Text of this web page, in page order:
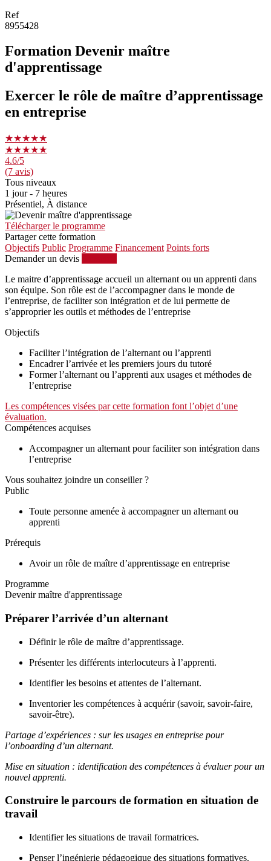
Ref
8955428
Formation Devenir maître
d'apprentissage
Exercer le rôle de maître d’apprentissage
en entreprise
★★★★★
★★★★★
4.6/5
(7 avis)
Tous niveaux
1 jour - 7 heures
Présentiel, À distance
Télécharger le programme
Partager cette formation
Objectifs Public Programme Financement Points forts
Demander un devis
Le maitre d’apprentissage accueil un alternant ou un apprenti dans
son équipe. Son rôle est de l’accompagner dans le monde de
l’entreprise, de faciliter son intégration et de lui permette de
s’approprier les outils et méthodes de l’entreprise
Objectifs
Faciliter l’intégration de l’alternant ou l’apprenti
Encadrer l’arrivée et les premiers jours du tutoré
Former l’alternant ou l’apprenti aux usages et méthodes de
l’entreprise
Les compétences visées par cette formation font l’objet d’une
évaluation.
Compétences acquises
Accompagner un alternant pour faciliter son intégration dans
l’entreprise
Vous souhaitez joindre un conseiller ?
Public
Toute personne amenée à accompagner un alternant ou
apprenti
Prérequis
Avoir un rôle de maître d’apprentissage en entreprise
Programme
Devenir maître d'apprentissage
Préparer l’arrivée d’un alternant
Définir le rôle de maître d’apprentissage.
Présenter les différents interlocuteurs à l’apprenti.
Identifier les besoins et attentes de l’alternant.
Inventorier les compétences à acquérir (savoir, savoir-faire,
savoir-être).
Partage d’expériences : sur les usages en entreprise pour
l’onboarding d’un alternant.
Mise en situation : identification des compétences à évaluer pour un
nouvel apprenti.
Construire le parcours de formation en situation de
travail
Identifier les situations de travail formatrices.
Penser l’ingénierie pédagogique des situations formatives.